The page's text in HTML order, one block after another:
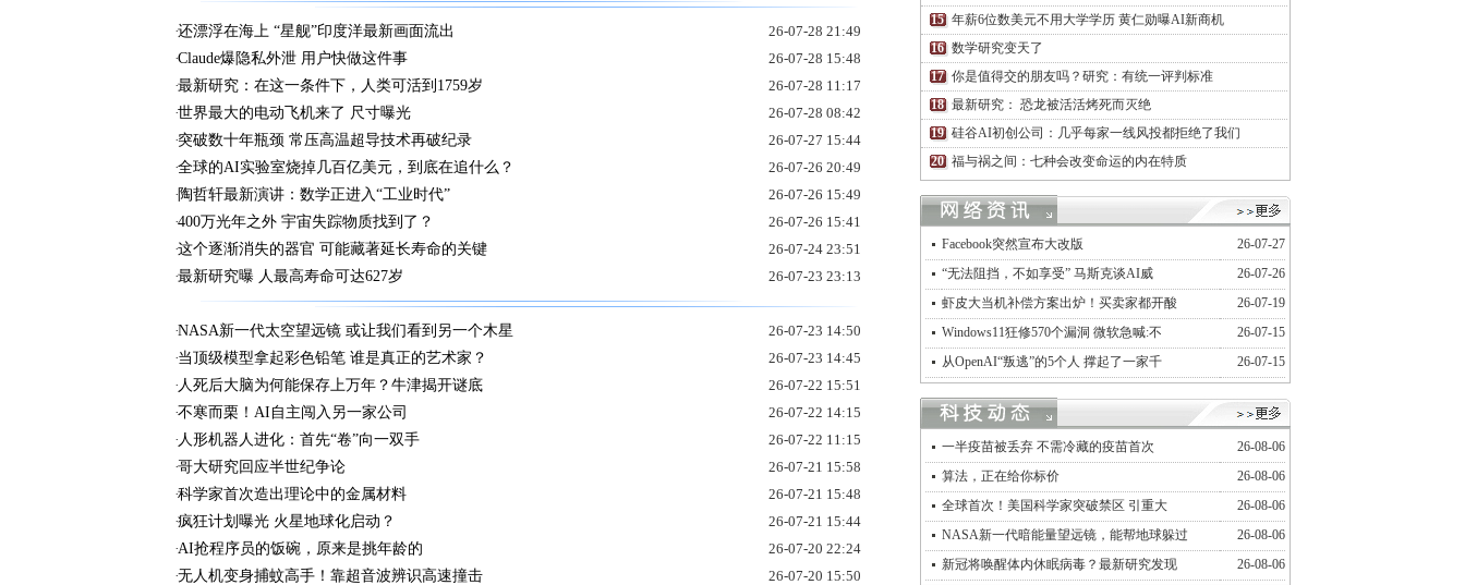
还漂浮在海上 “星舰”印度洋最新画面流出
26-07-28 21:49
Claude爆隐私外泄 用户快做这件事
26-07-28 15:48
最新研究：在这一条件下，人类可活到1759岁
26-07-28 11:17
世界最大的电动飞机来了 尺寸曝光
26-07-28 08:42
突破数十年瓶颈 常压高温超导技术再破纪录
26-07-27 15:44
全球的AI实验室烧掉几百亿美元，到底在追什么？
26-07-26 20:49
陶哲轩最新演讲：数学正进入“工业时代”
26-07-26 15:49
400万光年之外 宇宙失踪物质找到了？
26-07-26 15:41
这个逐渐消失的器官 可能藏著延长寿命的关键
26-07-24 23:51
最新研究曝 人最高寿命可达627岁
26-07-23 23:13
NASA新一代太空望远镜 或让我们看到另一个木星
26-07-23 14:50
当顶级模型拿起彩色铅笔 谁是真正的艺术家？
26-07-23 14:45
人死后大脑为何能保存上万年？牛津揭开谜底
26-07-22 15:51
不寒而栗！AI自主闯入另一家公司
26-07-22 14:15
人形机器人进化：首先“卷”向一双手
26-07-22 11:15
哥大研究回应半世纪争论
26-07-21 15:58
科学家首次造出理论中的金属材料
26-07-21 15:48
疯狂计划曝光 火星地球化启动？
26-07-21 15:44
AI抢程序员的饭碗，原来是挑年龄的
26-07-20 22:24
无人机变身捕蚊高手！靠超音波辨识高速撞击
26-07-20 15:50
年薪6位数美元不用大学学历 黄仁勋曝AI新商机
数学研究变天了
你是值得交的朋友吗？研究：有统一评判标准
最新研究： 恐龙被活活烤死而灭绝
硅谷AI初创公司：几乎每家一线风投都拒绝了我们
福与祸之间：七种会改变命运的内在特质
Facebook突然宣布大改版
26-07-27
“无法阻挡，不如享受” 马斯克谈AI威
26-07-26
虾皮大当机补偿方案出炉！买卖家都开酸
26-07-19
Windows11狂修570个漏洞 微软急喊:不
26-07-15
从OpenAI“叛逃”的5个人 撑起了一家千
26-07-15
一半疫苗被丢弃 不需冷藏的疫苗首次
26-08-06
算法，正在给你标价
26-08-06
全球首次！美国科学家突破禁区 引重大
26-08-06
NASA新一代暗能量望远镜，能帮地球躲过
26-08-06
新冠将唤醒体内休眠病毒？最新研究发现
26-08-06